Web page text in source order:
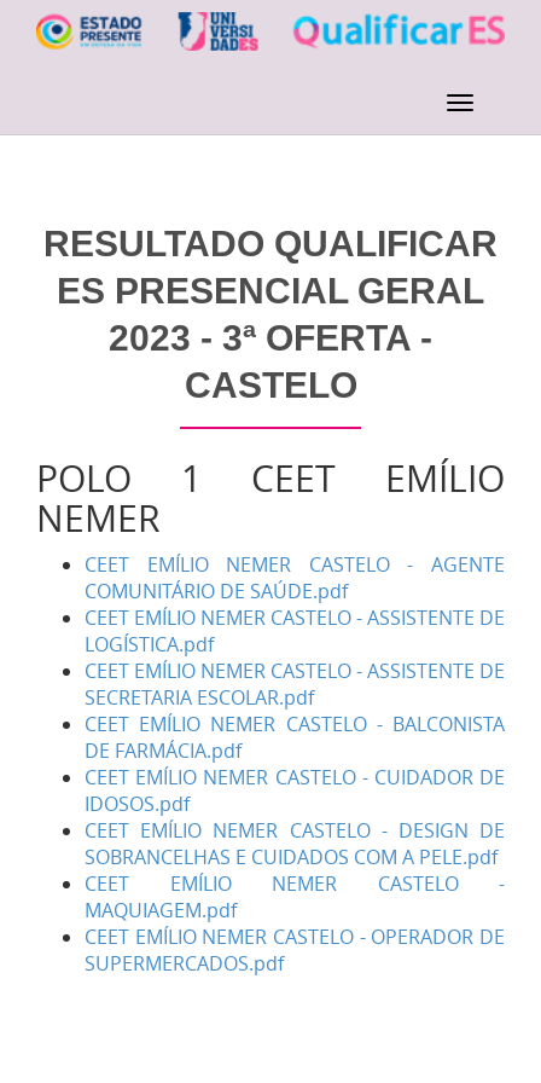
RESULTADO QUALIFICAR
ES PRESENCIAL GERAL
2023 - 3ª OFERTA -
CASTELO
POLO 1 CEET EMÍLIO
NEMER
CEET EMÍLIO NEMER CASTELO - AGENTE
COMUNITÁRIO DE SAÚDE.pdf
CEET EMÍLIO NEMER CASTELO - ASSISTENTE DE
LOGÍSTICA.pdf
CEET EMÍLIO NEMER CASTELO - ASSISTENTE DE
SECRETARIA ESCOLAR.pdf
CEET EMÍLIO NEMER CASTELO - BALCONISTA
DE FARMÁCIA.pdf
CEET EMÍLIO NEMER CASTELO - CUIDADOR DE
IDOSOS.pdf
CEET EMÍLIO NEMER CASTELO - DESIGN DE
SOBRANCELHAS E CUIDADOS COM A PELE.pdf
CEET EMÍLIO NEMER CASTELO -
MAQUIAGEM.pdf
CEET EMÍLIO NEMER CASTELO - OPERADOR DE
SUPERMERCADOS.pdf